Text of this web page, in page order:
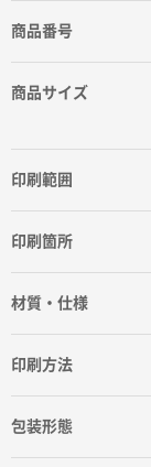
商品番号
商品サイズ
印刷範囲
印刷箇所
材質・仕様
印刷方法
包装形態